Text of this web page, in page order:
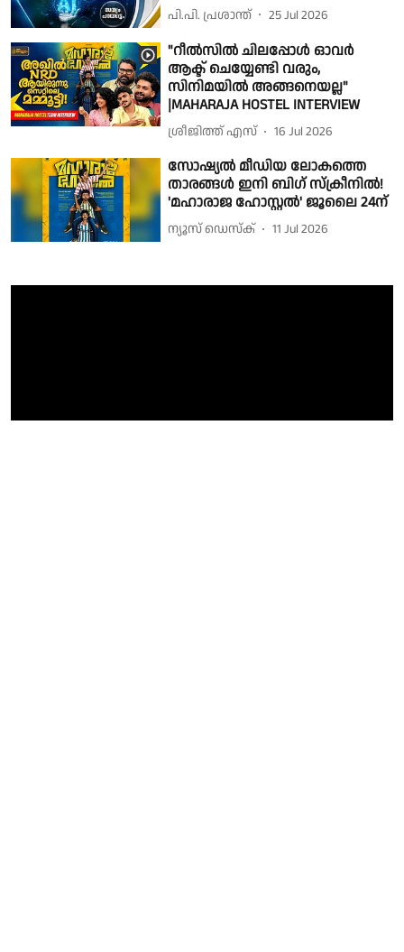
പി.പി. പ്രശാന്ത് 25 Jul 2026
"റീൽസിൽ ചിലപ്പോൾ ഓവർ
ആക്ട് ചെയ്യേണ്ടി വരും,
സിനിമയിൽ അങ്ങനെയല്ല"
|MAHARAJA HOSTEL INTERVIEW
ശ്രീജിത്ത് എസ് 16 Jul 2026
സോഷ്യൽ മീഡിയ ലോകത്തെ
താരങ്ങള്‍ ഇനി ബിഗ് സ്ക്രീനിൽ!
'മഹാരാജ ഹോസ്റ്റൽ' ജൂലൈ 24ന്
ന്യൂസ് ഡെസ്ക് 11 Jul 2026